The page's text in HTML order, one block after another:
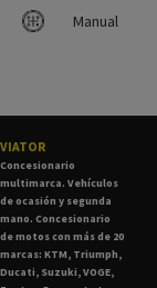
Manual
VIATOR
Concesionario
multimarca. Vehículos
de ocasión y segunda
mano. Concesionario
de motos con más de 20
marcas: KTM, Triumph,
Ducati, Suzuki, VOGE,